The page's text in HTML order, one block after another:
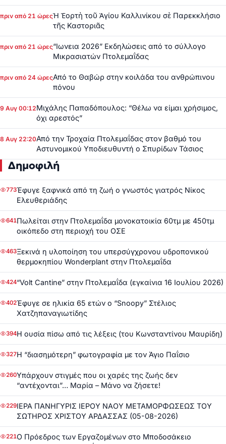
πριν από 21 ώρεςἩ Ἑορτὴ τοῦ Ἁγίου Καλλινίκου σὲ Παρεκκλήσιο
τῆς Καστοριᾶς
πριν από 21 ώρες“Ιωνεια 2026” Εκδηλώσεις από το σύλλογο
Μικρασιατών Πτολεμαΐδας
πριν από 24 ώρεςΑπό το Θαβώρ στην κοιλάδα του ανθρώπινου
πόνου
9 Αυγ 00:12Μιχάλης Παπαδόπουλος: “Θέλω να είμαι χρήσιμος,
όχι αρεστός”
8 Αυγ 22:20Από την Τροχαία Πτολεμαΐδας στον βαθμό του
Αστυνομικού Υποδιευθυντή ο Σπυρίδων Τάσιος
Δημοφιλή
773Έφυγε ξαφνικά από τη ζωή ο γνωστός γιατρός Νίκος
Ελευθεριάδης
641Πωλείται στην Πτολεμαΐδα μονοκατοικία 60τμ με 450τμ
οικόπεδο στη περιοχή του ΟΣΕ
463Ξεκινά η υλοποίηση του υπερσύγχρονου υδροπονικού
θερμοκηπίου Wonderplant στην Πτολεμαΐδα
424“Volt Cantine” στην Πτολεμαΐδα (εγκαίνια 16 Ιουλίου 2026)
402Έφυγε σε ηλικία 65 ετών ο “Snoopy” Στέλιος
Χατζηπαναγιωτίδης
394Η ουσία πίσω από τις λέξεις (του Κωνσταντίνου Μαυρίδη)
327Η “διασημότερη” φωτογραφία με τον Άγιο Παΐσιο
260Υπάρχουν στιγμές που οι χαρές της ζωής δεν
“αντέχονται”… Μαρία – Μάνο να ζήσετε!
229ΙΕΡΑ ΠΑΝΗΓΥΡΙΣ ΙΕΡΟΥ ΝΑΟΥ ΜΕΤΑΜΟΡΦΩΣΕΩΣ ΤΟΥ
ΣΩΤΗΡΟΣ ΧΡΙΣΤΟΥ ΑΡΔΑΣΣΑΣ (05-08-2026)
221Ο Πρόεδρος των Εργαζομένων στο Μποδοσάκειο